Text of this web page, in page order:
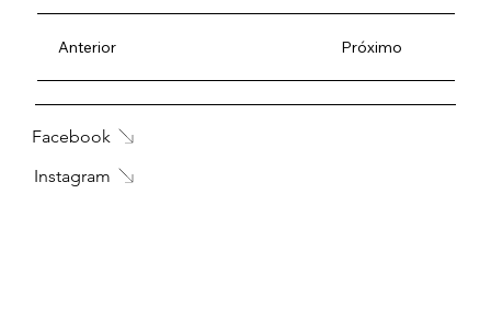
Anterior Próximo
Facebook
Instagram